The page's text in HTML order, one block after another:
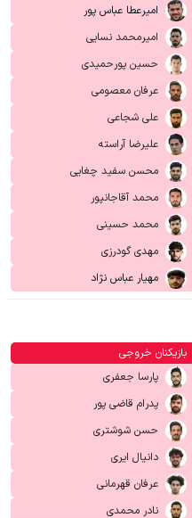
امیرعطا عباس پور
امیرمحمد نسایی
حسین پورحمیدی
عرفان معصومی
علی شجاعی
علیرضا آراسته
محسن سفید چغایی
محمد آقاجانپور
محمد حسینی
مهدی گودرزی
مهیار عباس نژاد
بازیکنان خروجی
پارسا جعفری
پدرام قاضی پور
حسن شوشتری
دانیال ایری
عرفان قهرمانی
نادر محمدی